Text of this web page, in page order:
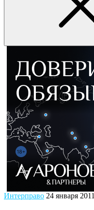
Интерправо 24 января 2011